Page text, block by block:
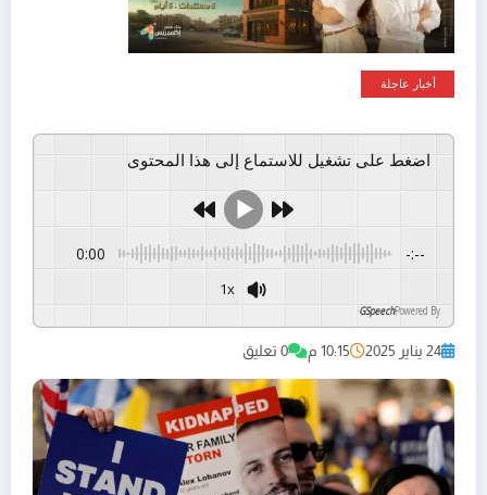
أخبار عاجلة
اضغط على تشغيل للاستماع إلى هذا المحتوى
0:00 -:--
1x
Powered By
GSpeech
24 يناير 2025 10:15 م 0 تعليق